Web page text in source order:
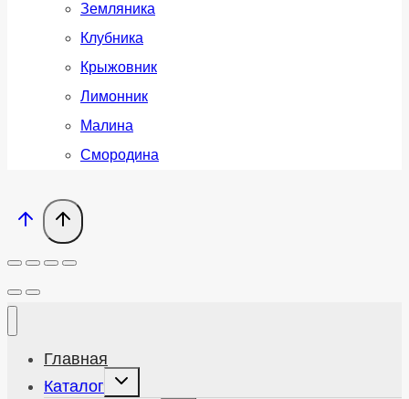
Земляника
Клубника
Крыжовник
Лимонник
Малина
Смородина
Главная
Каталог
Развернуть